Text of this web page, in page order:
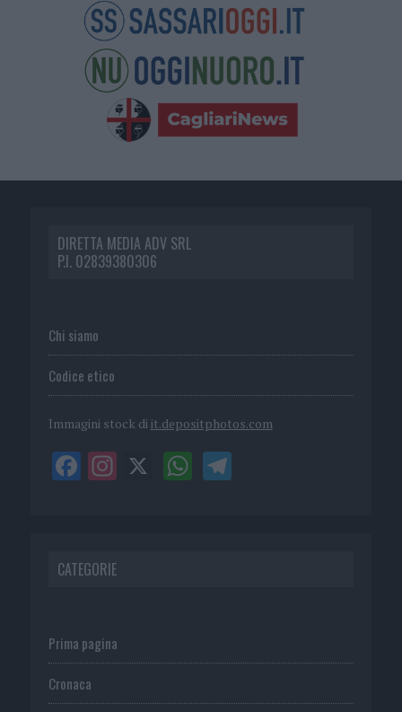
DIRETTA MEDIA ADV SRL
P.I. 02839380306
Chi siamo
Codice etico
Immagini stock di it.depositphotos.com
CATEGORIE
Prima pagina
Cronaca